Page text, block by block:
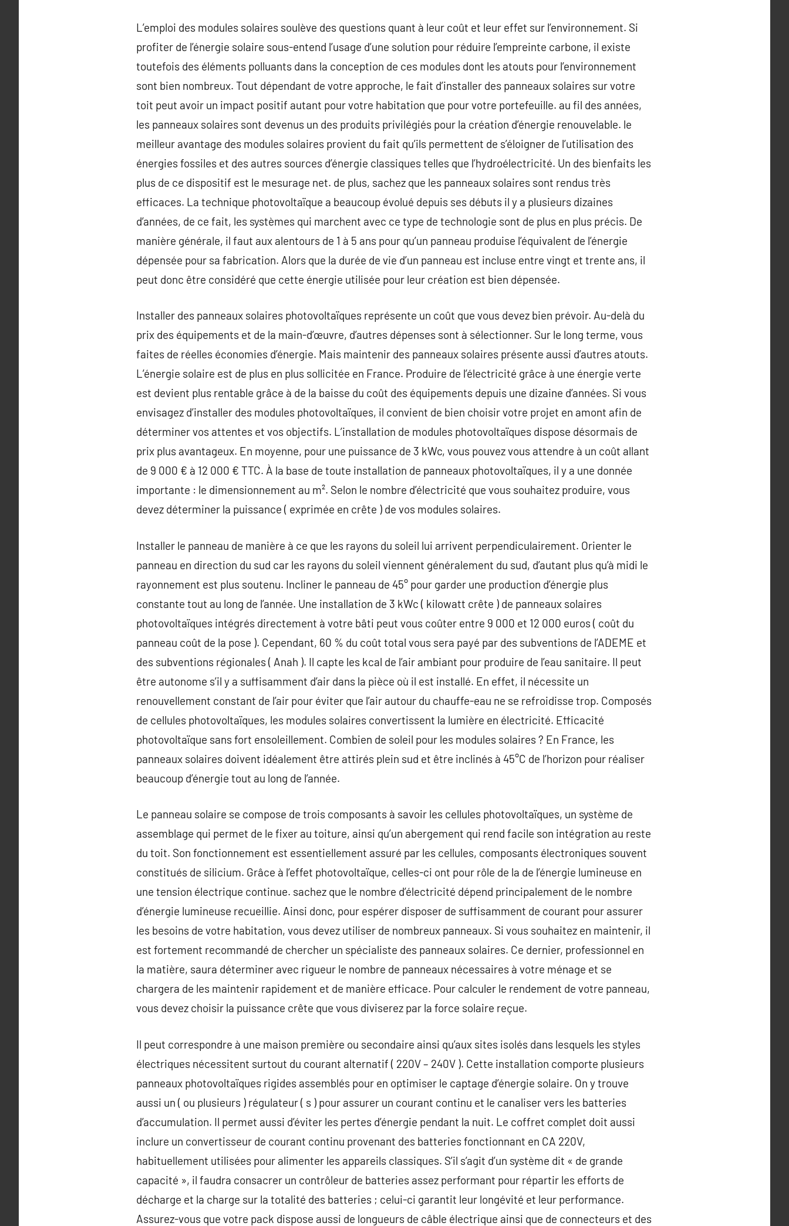
L’emploi des modules solaires soulève des questions quant à leur coût et leur effet sur l’environnement. Si
profiter de l’énergie solaire sous-entend l’usage d’une solution pour réduire l’empreinte carbone, il existe
toutefois des éléments polluants dans la conception de ces modules dont les atouts pour l’environnement
sont bien nombreux. Tout dépendant de votre approche, le fait d’installer des panneaux solaires sur votre
toit peut avoir un impact positif autant pour votre habitation que pour votre portefeuille. au fil des années,
les panneaux solaires sont devenus un des produits privilégiés pour la création d’énergie renouvelable. le
meilleur avantage des modules solaires provient du fait qu’ils permettent de s’éloigner de l’utilisation des
énergies fossiles et des autres sources d’énergie classiques telles que l’hydroélectricité. Un des bienfaits les
plus de ce dispositif est le mesurage net. de plus, sachez que les panneaux solaires sont rendus très
efficaces. La technique photovoltaïque a beaucoup évolué depuis ses débuts il y a plusieurs dizaines
d’années, de ce fait, les systèmes qui marchent avec ce type de technologie sont de plus en plus précis. De
manière générale, il faut aux alentours de 1 à 5 ans pour qu’un panneau produise l’équivalent de l’énergie
dépensée pour sa fabrication. Alors que la durée de vie d’un panneau est incluse entre vingt et trente ans, il
peut donc être considéré que cette énergie utilisée pour leur création est bien dépensée.
Installer des panneaux solaires photovoltaïques représente un coût que vous devez bien prévoir. Au-delà du
prix des équipements et de la main-d’œuvre, d’autres dépenses sont à sélectionner. Sur le long terme, vous
faites de réelles économies d’énergie. Mais maintenir des panneaux solaires présente aussi d’autres atouts.
L’énergie solaire est de plus en plus sollicitée en France. Produire de l’électricité grâce à une énergie verte
est devient plus rentable grâce à de la baisse du coût des équipements depuis une dizaine d’années. Si vous
envisagez d’installer des modules photovoltaïques, il convient de bien choisir votre projet en amont afin de
déterminer vos attentes et vos objectifs. L’installation de modules photovoltaïques dispose désormais de
prix plus avantageux. En moyenne, pour une puissance de 3 kWc, vous pouvez vous attendre à un coût allant
de 9 000 € à 12 000 € TTC. À la base de toute installation de panneaux photovoltaïques, il y a une donnée
importante : le dimensionnement au m². Selon le nombre d’électricité que vous souhaitez produire, vous
devez déterminer la puissance ( exprimée en crête ) de vos modules solaires.
Installer le panneau de manière à ce que les rayons du soleil lui arrivent perpendiculairement. Orienter le
panneau en direction du sud car les rayons du soleil viennent généralement du sud, d’autant plus qu’à midi le
rayonnement est plus soutenu. Incliner le panneau de 45° pour garder une production d’énergie plus
constante tout au long de l’année. Une installation de 3 kWc ( kilowatt crête ) de panneaux solaires
photovoltaïques intégrés directement à votre bâti peut vous coûter entre 9 000 et 12 000 euros ( coût du
panneau coût de la pose ). Cependant, 60 % du coût total vous sera payé par des subventions de l’ADEME et
des subventions régionales ( Anah ). Il capte les kcal de l’air ambiant pour produire de l’eau sanitaire. Il peut
être autonome s’il y a suffisamment d’air dans la pièce où il est installé. En effet, il nécessite un
renouvellement constant de l’air pour éviter que l’air autour du chauffe-eau ne se refroidisse trop. Composés
de cellules photovoltaïques, les modules solaires convertissent la lumière en électricité. Efficacité
photovoltaïque sans fort ensoleillement. Combien de soleil pour les modules solaires ? En France, les
panneaux solaires doivent idéalement être attirés plein sud et être inclinés à 45°C de l’horizon pour réaliser
beaucoup d’énergie tout au long de l’année.
Le panneau solaire se compose de trois composants à savoir les cellules photovoltaïques, un système de
assemblage qui permet de le fixer au toiture, ainsi qu’un abergement qui rend facile son intégration au reste
du toit. Son fonctionnement est essentiellement assuré par les cellules, composants électroniques souvent
constitués de silicium. Grâce à l’effet photovoltaïque, celles-ci ont pour rôle de la de l’énergie lumineuse en
une tension électrique continue. sachez que le nombre d’électricité dépend principalement de le nombre
d’énergie lumineuse recueillie. Ainsi donc, pour espérer disposer de suffisamment de courant pour assurer
les besoins de votre habitation, vous devez utiliser de nombreux panneaux. Si vous souhaitez en maintenir, il
est fortement recommandé de chercher un spécialiste des panneaux solaires. Ce dernier, professionnel en
la matière, saura déterminer avec rigueur le nombre de panneaux nécessaires à votre ménage et se
chargera de les maintenir rapidement et de manière efficace. Pour calculer le rendement de votre panneau,
vous devez choisir la puissance crête que vous diviserez par la force solaire reçue.
Il peut correspondre à une maison première ou secondaire ainsi qu’aux sites isolés dans lesquels les styles
électriques nécessitent surtout du courant alternatif ( 220V – 240V ). Cette installation comporte plusieurs
panneaux photovoltaïques rigides assemblés pour en optimiser le captage d’énergie solaire. On y trouve
aussi un ( ou plusieurs ) régulateur ( s ) pour assurer un courant continu et le canaliser vers les batteries
d’accumulation. Il permet aussi d’éviter les pertes d’énergie pendant la nuit. Le coffret complet doit aussi
inclure un convertisseur de courant continu provenant des batteries fonctionnant en CA 220V,
habituellement utilisées pour alimenter les appareils classiques. S’il s’agit d’un système dit « de grande
capacité », il faudra consacrer un contrôleur de batteries assez performant pour répartir les efforts de
décharge et la charge sur la totalité des batteries ; celui-ci garantit leur longévité et leur performance.
Assurez-vous que votre pack dispose aussi de longueurs de câble électrique ainsi que de connecteurs et des